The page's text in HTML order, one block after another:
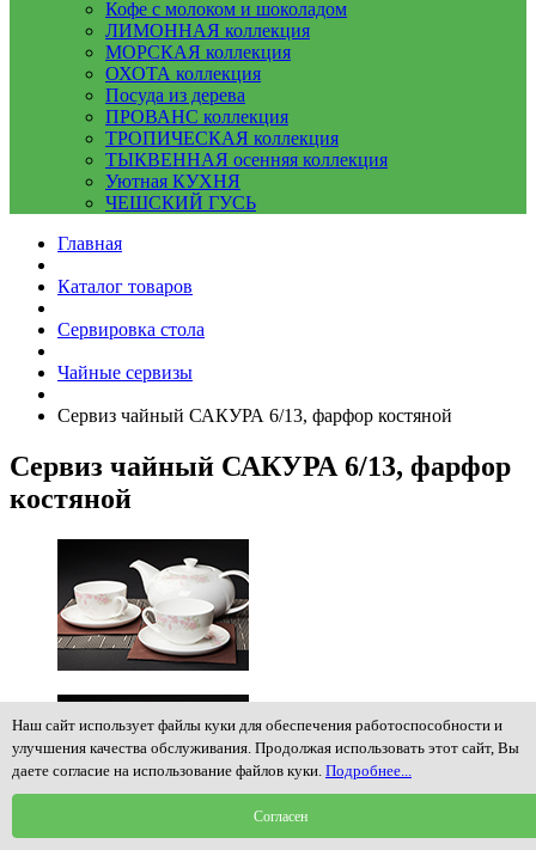
Кофе с молоком и шоколадом
ЛИМОННАЯ коллекция
МОРСКАЯ коллекция
ОХОТА коллекция
Посуда из дерева
ПРОВАНС коллекция
ТРОПИЧЕСКАЯ коллекция
ТЫКВЕННАЯ осенняя коллекция
Уютная КУХНЯ
ЧЕШСКИЙ ГУСЬ
Главная
Каталог товаров
Сервировка стола
Чайные сервизы
Сервиз чайный САКУРА 6/13, фарфор костяной
Сервиз чайный САКУРА 6/13, фарфор
костяной
Наш сайт использует файлы куки для обеспечения работоспособности и
улучшения качества обслуживания. Продолжая использовать этот сайт, Вы
даете согласие на использование файлов куки. Подробнее...
Согласен